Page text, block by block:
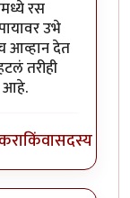
रस
उभे
आव्हान देत
तरीही
आहे.
किंवासदस्य व्हा